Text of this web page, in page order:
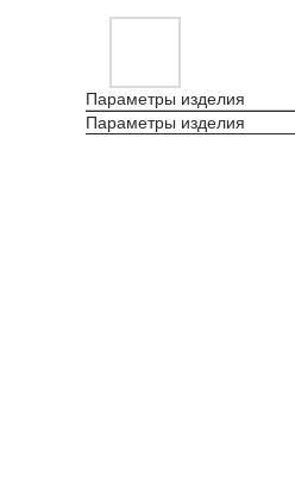
Параметры изделия
Параметры изделия